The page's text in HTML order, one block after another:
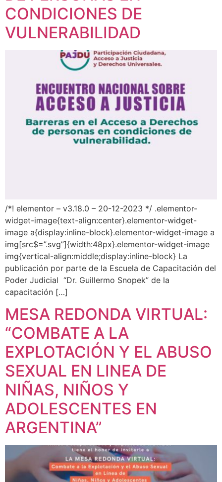
CONDICIONES DE
VULNERABILIDAD
/*! elementor – v3.18.0 – 20-12-2023 */ .elementor-
widget-image{text-align:center}.elementor-widget-
image a{display:inline-block}.elementor-widget-image a
img[src$=”.svg”]{width:48px}.elementor-widget-image
img{vertical-align:middle;display:inline-block} La
publicación por parte de la Escuela de Capacitación del
Poder Judicial “Dr. Guillermo Snopek” de la
capacitación […]
MESA REDONDA VIRTUAL:
“COMBATE A LA
EXPLOTACIÓN Y EL ABUSO
SEXUAL EN LINEA DE
NIÑAS, NIÑOS Y
ADOLESCENTES EN
ARGENTINA”